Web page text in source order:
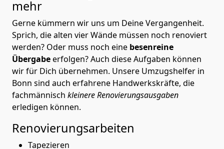
mehr
Gerne kümmern wir uns um Deine Vergangenheit.
Sprich, die alten vier Wände müssen noch renoviert
werden? Oder muss noch eine besenreine
Übergabeerfolgen? Auch diese Aufgaben können
wir für Dich übernehmen. Unsere Umzugshelfer in
Bonn sind auch erfahrene Handwerkskräfte, die
fachmännisch kleinere Renovierungsausgaben
erledigen können.
Renovierungsarbeiten
Tapezieren